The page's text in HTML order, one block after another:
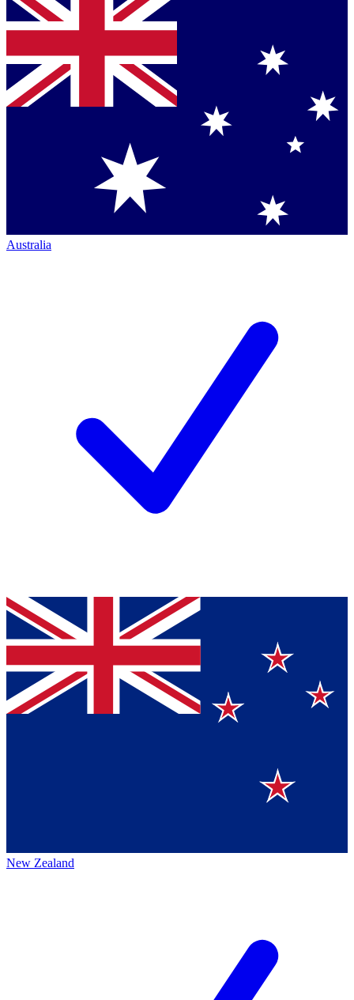
Australia
New Zealand